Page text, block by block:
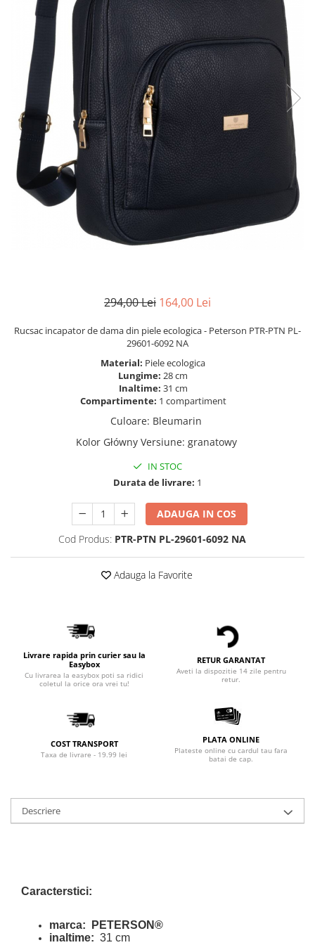
294,00 Lei 164,00 Lei
Rucsac incapator de dama din piele ecologica - Peterson PTR-PTN PL-
29601-6092 NA
Material: Piele ecologica
Lungime: 28 cm
Inaltime: 31 cm
Compartimente: 1 compartiment
Culoare: Bleumarin
Kolor Główny Versiune: granatowy
IN STOC
Durata de livrare: 1
ADAUGA IN COS
Cod Produs: PTR-PTN PL-29601-6092 NA
Adauga la Favorite
Livrare rapida prin curier sau la
Easybox
Cu livrarea la easybox poti sa ridici
coletul la orice ora vrei tu!
RETUR GARANTAT
Aveti la dispozitie 14 zile pentru
retur.
COST TRANSPORT
Taxa de livrare - 19.99 lei
PLATA ONLINE
Plateste online cu cardul tau fara
batai de cap.
Descriere
Caracterstici:
marca:
PETERSON®
inaltime: 31 cm